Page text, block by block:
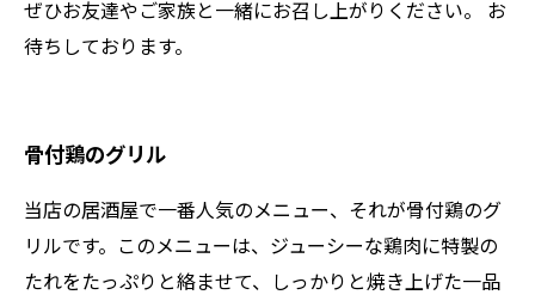
ぜひお友達やご家族と一緒にお召し上がりください。 お
待ちしております。
骨付鶏のグリル
当店の居酒屋で一番人気のメニュー、それが骨付鶏のグ
リルです。このメニューは、ジューシーな鶏肉に特製の
たれをたっぷりと絡ませて、しっかりと焼き上げた一品